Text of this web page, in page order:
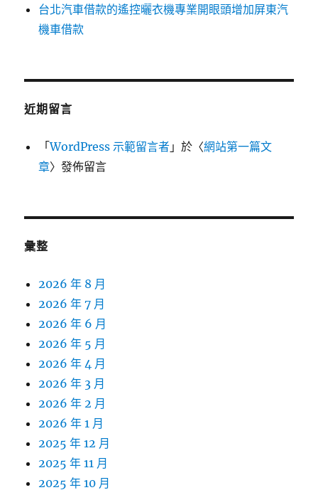
台北汽車借款的遙控曬衣機專業開眼頭增加屏東汽
機車借款
近期留言
「WordPress 示範留言者 」於〈網站第一篇文
章〉發佈留言
彙整
2026 年 8 月
2026 年 7 月
2026 年 6 月
2026 年 5 月
2026 年 4 月
2026 年 3 月
2026 年 2 月
2026 年 1 月
2025 年 12 月
2025 年 11 月
2025 年 10 月